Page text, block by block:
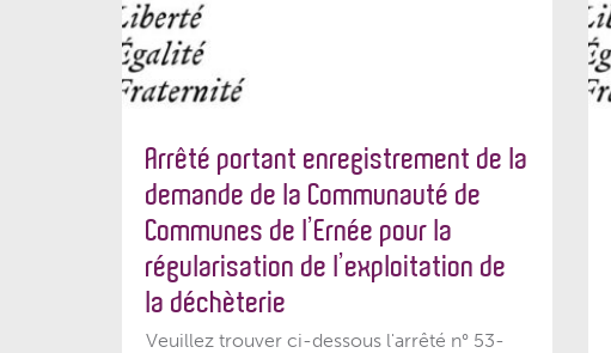
Arrêté portant enregistrement de la
demande de la Communauté de
Communes de l’Ernée pour la
régularisation de l’exploitation de
la déchèterie
Veuillez trouver ci-dessous l'arrêté n° 53-